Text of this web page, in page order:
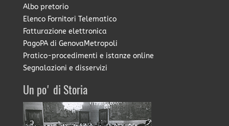
Albo pretorio
Elenco Fornitori Telematico
Fatturazione elettronica
PagoPA di GenovaMetropoli
Pratico-procedimenti e istanze online
Segnalazioni e disservizi
Un po' di Storia